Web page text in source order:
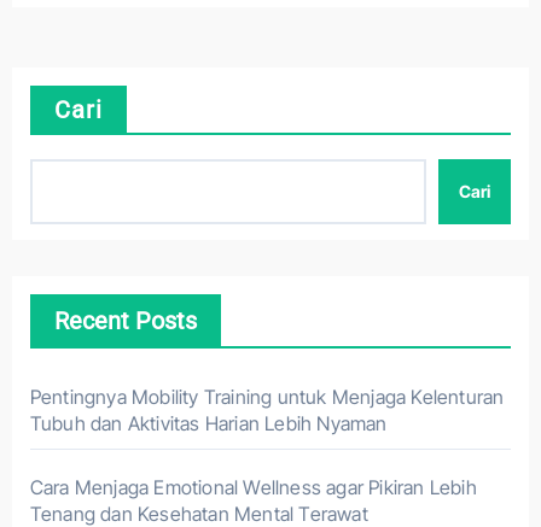
Cari
Cari
Recent Posts
Pentingnya Mobility Training untuk Menjaga Kelenturan
Tubuh dan Aktivitas Harian Lebih Nyaman
Cara Menjaga Emotional Wellness agar Pikiran Lebih
Tenang dan Kesehatan Mental Terawat